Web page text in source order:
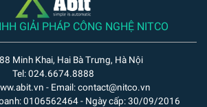
GIẢI PHÁP CÔNG NGHỆ NITCO
Minh Khai, Hai Bà Trưng, Hà Nội
Tel: 024.6674.8888
- Email: contact@nitco.vn
0106562464 - Ngày cấp: 30/09/2016